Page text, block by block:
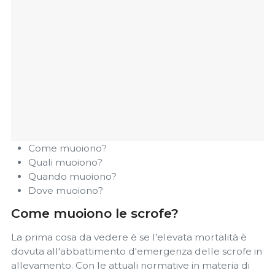
Come muoiono?
Quali muoiono?
Quando muoiono?
Dove muoiono?
Come muoiono le scrofe?
La prima cosa da vedere è se l’elevata mortalità è
dovuta all'abbattimento d'emergenza delle scrofe in
allevamento. Con le attuali normative in materia di